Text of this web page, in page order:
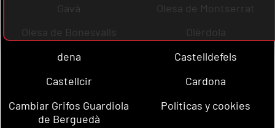
Gavà
Olesa de Montserrat
Olesa de Bonesvalls
Olèrdola
dena
Castelldefels
Castellcir
Cardona
Cambiar Grifos Guardiola
de Berguedà
Políticas y cookies